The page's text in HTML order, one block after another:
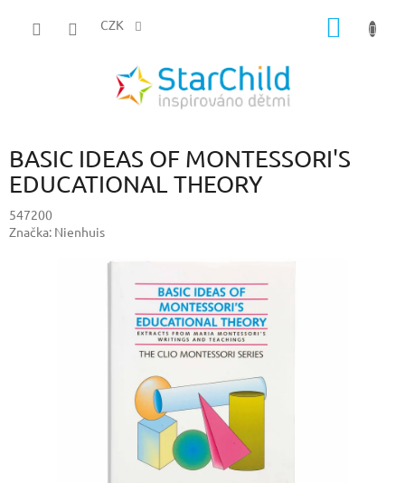
CZK
BASIC IDEAS OF MONTESSORI'S
EDUCATIONAL THEORY
547200
Značka: Nienhuis